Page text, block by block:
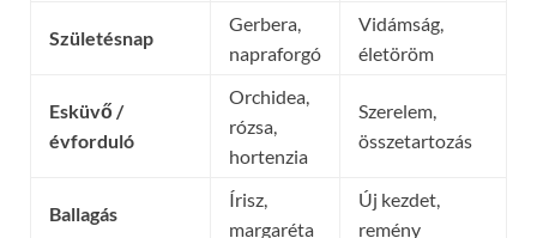
Születésnap
Gerbera,
napraforgó
Vidámság,
életöröm
Esküvő /
évforduló
Orchidea,
rózsa,
hortenzia
Szerelem,
összetartozás
Ballagás
Írisz,
margaréta
Új kezdet,
remény